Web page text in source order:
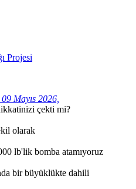
Projesi
Mayıs 2026,
çekti mi?
olarak
lb'lik bomba atamıyoruz
bir büyüklükte dahili